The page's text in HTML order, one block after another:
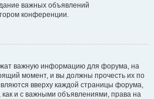
важных объявлений
конференции.
важную информацию для форума, на
момент, и вы должны прочесть их по
вверху каждой страницы форума,
как и с важными объявлениями, права на